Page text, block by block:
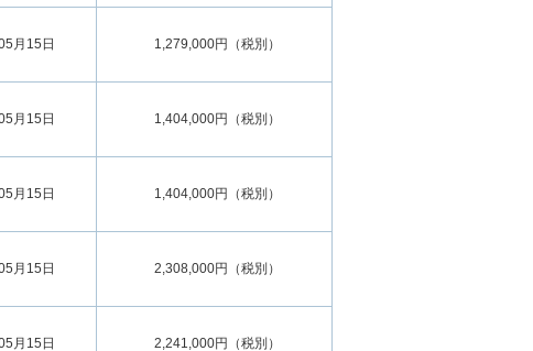
月15日 1,279,000円（税別）
月15日 1,404,000円（税別）
月15日 1,404,000円（税別）
月15日 2,308,000円（税別）
月15日 2,241,000円（税別）